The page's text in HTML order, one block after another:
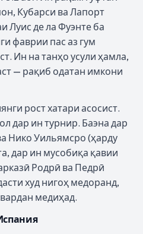
Кубарси ва Лапорт
Луис де ла Фуэнте ба
фаврии пас аз гум
Ин на танҳо усули ҳамла,
— рақиб одатан имкони
рост хатари асосист.
дар ин турнир. Баэна дар
Нико Уильямсро (ҳарду
дар ин мусобиқа қавии
Родрӣ ва Педрӣ
худ нигоҳ медоранд,
медиҳад.